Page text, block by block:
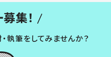
集！
執筆をしてみませんか？